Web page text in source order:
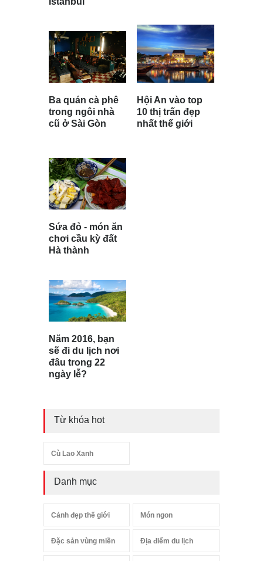
Ba quán cà phê
trong ngôi nhà
cũ ở Sài Gòn
Hội An vào top
10 thị trấn đẹp
nhất thế giới
Sứa đỏ - món ăn
chơi cầu kỳ đất
Hà thành
Năm 2016, bạn
sẽ đi du lịch nơi
đâu trong 22
ngày lễ?
Từ khóa hot
Cù Lao Xanh
Danh mục
Cảnh đẹp thế giới Món ngon
Đặc sản vùng miền Địa điểm du lịch